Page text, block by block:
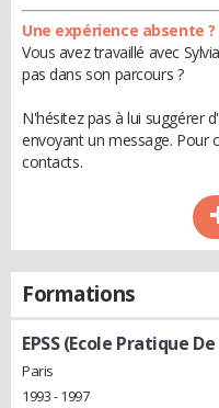
Une expérience absente ?
Vous avez travaillé avec
pas dans son parcours ?
N'hésitez pas à lui suggérer
envoyant un message. Pour
contacts.
Formations
EPSS (Ecole Pratique
Paris
1993 - 1997